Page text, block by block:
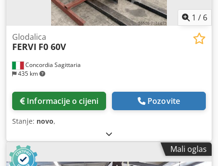
1 / 6
Concordia Sagittaria
435 km
Glodalica
FERVI F0 60V
Informacije o cijeni Pozovite
Stanje: novo,
Mali oglas